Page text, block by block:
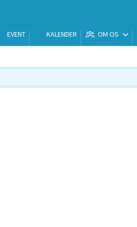
EVENT KALENDER OM OS